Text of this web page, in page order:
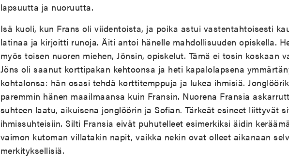
lapsuutta ja nuoruutta.
Isä kuoli, kun Frans oli viidentoista, ja poika astui vastentahtoisesti
latinaa ja kirjoitti runoja. Äiti antoi hänelle mahdollisuuden opiskella.
myös toisen nuoren miehen, Jönsin, opiskelut. Tämä ei tosin koskaan
Jöns oli saanut korttipakan kehtoonsa ja heti kapalolapsena
kohtalonsa: hän osasi tehdä korttitemppuja ja lukea ihmisiä.
paremmin hänen maailmaansa kuin Fransin. Nuorena Fransia
suhteen laatu, aikuisena jonglöörin ja Sofian. Tärkeät esineet liittyvät
ihmissuhteisiin. Silti Fransia eivät puhutelleet esimerkiksi äidin
vaimon kutoman villatakin napit, vaikka nekin ovat olleet aikanaan
merkityksellisiä.